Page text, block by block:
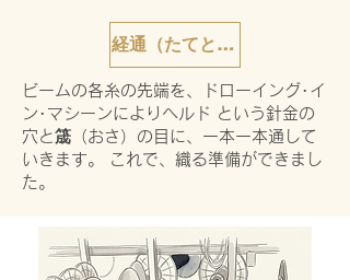
経通（たてとおし）
ビームの各糸の先端を、ドローイング･イ
ン･マシーンによりヘルド という針金の
穴と筬（おさ）の目に、一本一本通して
いきます。 これで、織る準備ができまし
た。